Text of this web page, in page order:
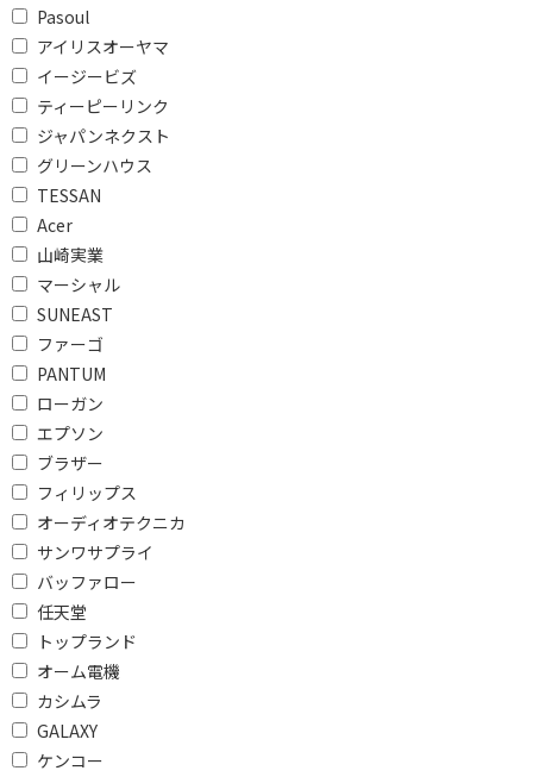
Pasoul
アイリスオーヤマ
イージービズ
ティーピーリンク
ジャパンネクスト
グリーンハウス
TESSAN
Acer
山崎実業
マーシャル
SUNEAST
ファーゴ
PANTUM
ローガン
エプソン
ブラザー
フィリップス
オーディオテクニカ
サンワサプライ
バッファロー
任天堂
トップランド
オーム電機
カシムラ
GALAXY
ケンコー
800g以上～1kg未満
1.5kg以上～1.8kg未満
オフィスソフトで絞り込む
Office Home and
光学ドライブで絞り込む
タッチパネルで絞り込む
タッチパネル対応
無線LANで絞り込む
7(be)ax/ac/n/a/g/b
Wi-Fi 6(ax)/ac/n/a/g/b
バッテリ駆動時間で絞り込む